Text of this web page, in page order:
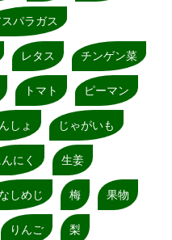
パラガス
レタス チンゲン菜
トマト ピーマン
しょ じゃがいも
にく 生姜
しめじ 梅 果物
りんご 梨